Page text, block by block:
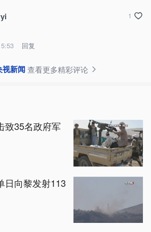
回复
1
新闻查看更多精彩评论
致35名政府军
日向黎发射113